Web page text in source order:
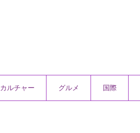
カルチャー グルメ 国際